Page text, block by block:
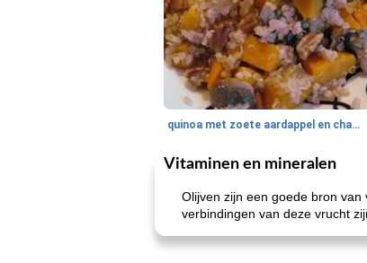
quinoa met zoete aardappel en champignons
Vitaminen en mineralen
Olijven zijn een goede bron
verbindingen van deze vrucht